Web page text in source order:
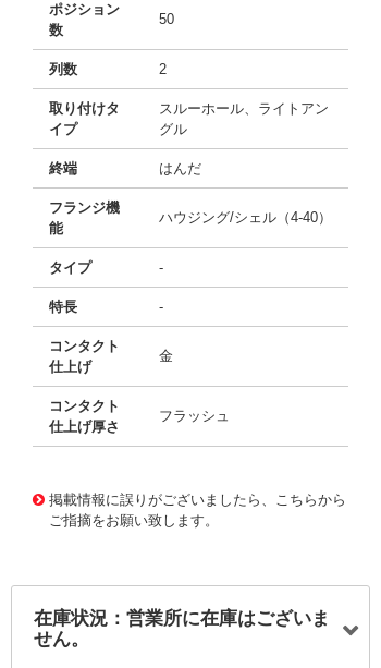
ポジション
数
50
列数 2
取り付けタ
イプ
スルーホール、ライトアン
グル
終端 はんだ
フランジ機
能
ハウジング/シェル（4-40）
タイプ -
特長 -
コンタクト
仕上げ
金
コンタクト
仕上げ厚さ
フラッシュ
掲載情報に誤りがございましたら、こちらから
ご指摘をお願い致します。
在庫状況：営業所に在庫はございま
せん。